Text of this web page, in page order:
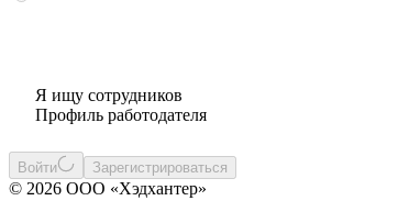
Я ищу сотрудников
Профиль работодателя
Войти Зарегистрироваться
© 2026 ООО «Хэдхантер»